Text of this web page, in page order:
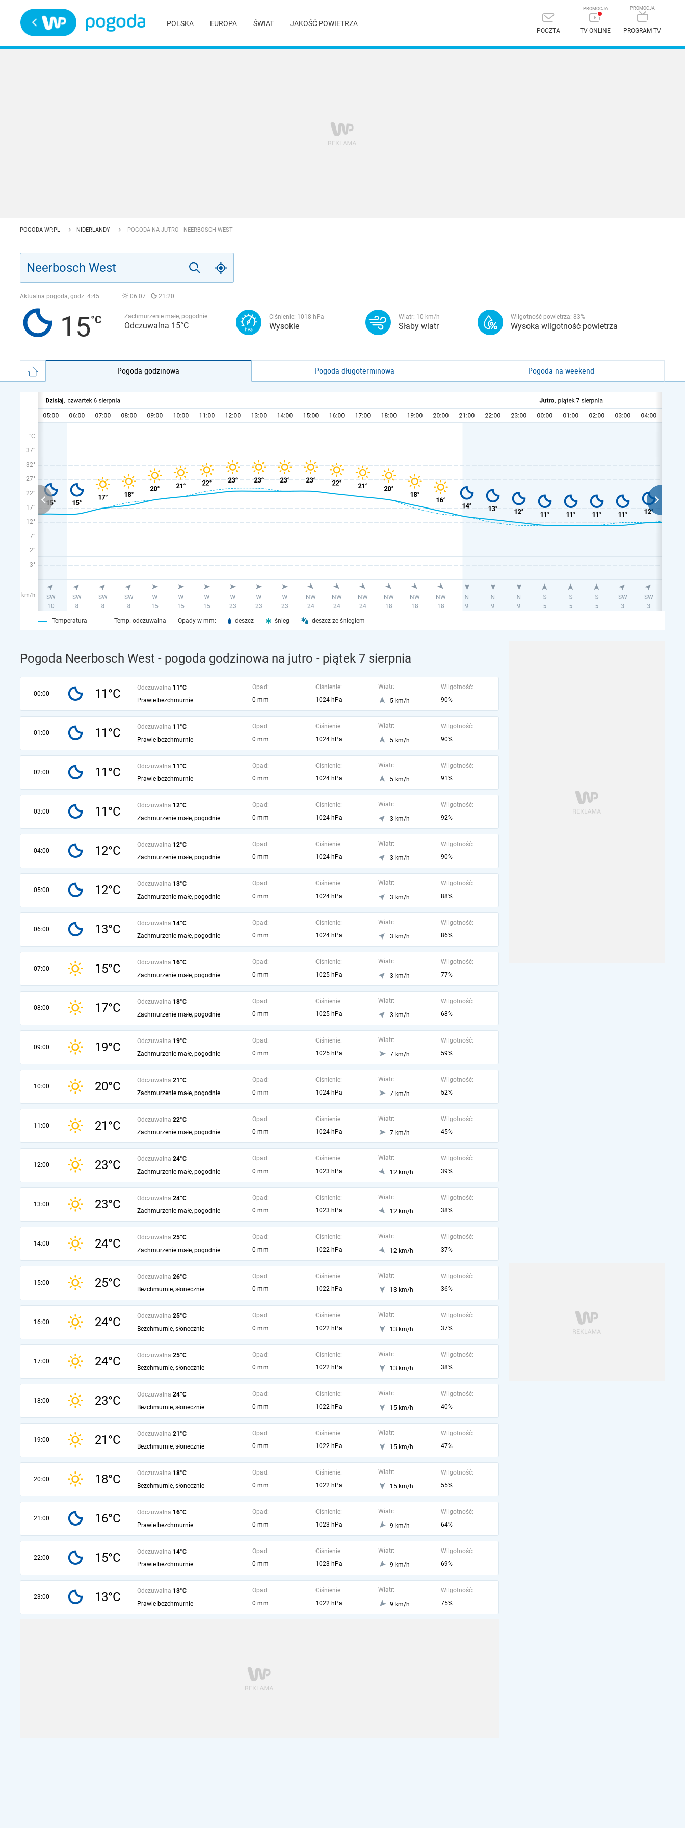
POLSKA EUROPA ŚWIAT JAKOŚĆ POWIETRZA
POCZTA TV ONLINE PROGRAM TV
POGODA WP.PL NIDERLANDY POGODA NA JUTRO - NEERBOSCH WEST
Aktualna pogoda, godz. 4:45 06:07 21:20
15 Zachmurzenie małe, pogodnie
Odczuwalna 15°C
Ciśnienie: 1018 hPa
Wysokie
Wiatr: 10 km/h
Słaby wiatr
Wilgotność powietrza: 83%
Wysoka wilgotność powietrza
Pogoda godzinowa Pogoda długoterminowa Pogoda na weekend
°C
37°
32°
27°
22°
17°
12°
7°
2°
-3°
km/h
Temperatura Temp. odczuwalna Opady w mm: deszcz śnieg deszcz ze śniegiem
Pogoda Neerbosch West - pogoda godzinowa na jutro - piątek 7 sierpnia
00:00 11°C Odczuwalna 11°C
Prawie bezchmurnie
Opad:
0 mm
Ciśnienie:
1024 hPa
Wiatr:
5 km/h
Wilgotność:
90%
01:00 11°C Odczuwalna 11°C
Prawie bezchmurnie
Opad:
0 mm
Ciśnienie:
1024 hPa
Wiatr:
5 km/h
Wilgotność:
90%
02:00 11°C Odczuwalna 11°C
Prawie bezchmurnie
Opad:
0 mm
Ciśnienie:
1024 hPa
Wiatr:
5 km/h
Wilgotność:
91%
03:00 11°C Odczuwalna 12°C
Zachmurzenie małe, pogodnie
Opad:
0 mm
Ciśnienie:
1024 hPa
Wiatr:
3 km/h
Wilgotność:
92%
04:00 12°C Odczuwalna 12°C
Zachmurzenie małe, pogodnie
Opad:
0 mm
Ciśnienie:
1024 hPa
Wiatr:
3 km/h
Wilgotność:
90%
05:00 12°C Odczuwalna 13°C
Zachmurzenie małe, pogodnie
Opad:
0 mm
Ciśnienie:
1024 hPa
Wiatr:
3 km/h
Wilgotność:
88%
06:00 13°C Odczuwalna 14°C
Zachmurzenie małe, pogodnie
Opad:
0 mm
Ciśnienie:
1024 hPa
Wiatr:
3 km/h
Wilgotność:
86%
07:00 15°C Odczuwalna 16°C
Zachmurzenie małe, pogodnie
Opad:
0 mm
Ciśnienie:
1025 hPa
Wiatr:
3 km/h
Wilgotność:
77%
08:00 17°C Odczuwalna 18°C
Zachmurzenie małe, pogodnie
Opad:
0 mm
Ciśnienie:
1025 hPa
Wiatr:
3 km/h
Wilgotność:
68%
09:00 19°C Odczuwalna 19°C
Zachmurzenie małe, pogodnie
Opad:
0 mm
Ciśnienie:
1025 hPa
Wiatr:
7 km/h
Wilgotność:
59%
10:00 20°C Odczuwalna 21°C
Zachmurzenie małe, pogodnie
Opad:
0 mm
Ciśnienie:
1024 hPa
Wiatr:
7 km/h
Wilgotność:
52%
11:00 21°C Odczuwalna 22°C
Zachmurzenie małe, pogodnie
Opad:
0 mm
Ciśnienie:
1024 hPa
Wiatr:
7 km/h
Wilgotność:
45%
12:00 23°C Odczuwalna 24°C
Zachmurzenie małe, pogodnie
Opad:
0 mm
Ciśnienie:
1023 hPa
Wiatr:
12 km/h
Wilgotność:
39%
13:00 23°C Odczuwalna 24°C
Zachmurzenie małe, pogodnie
Opad:
0 mm
Ciśnienie:
1023 hPa
Wiatr:
12 km/h
Wilgotność:
38%
14:00 24°C Odczuwalna 25°C
Zachmurzenie małe, pogodnie
Opad:
0 mm
Ciśnienie:
1022 hPa
Wiatr:
12 km/h
Wilgotność:
37%
15:00 25°C Odczuwalna 26°C
Bezchmurnie, słonecznie
Opad:
0 mm
Ciśnienie:
1022 hPa
Wiatr:
13 km/h
Wilgotność:
36%
16:00 24°C Odczuwalna 25°C
Bezchmurnie, słonecznie
Opad:
0 mm
Ciśnienie:
1022 hPa
Wiatr:
13 km/h
Wilgotność:
37%
17:00 24°C Odczuwalna 25°C
Bezchmurnie, słonecznie
Opad:
0 mm
Ciśnienie:
1022 hPa
Wiatr:
13 km/h
Wilgotność:
38%
18:00 23°C Odczuwalna 24°C
Bezchmurnie, słonecznie
Opad:
0 mm
Ciśnienie:
1022 hPa
Wiatr:
15 km/h
Wilgotność:
40%
19:00 21°C Odczuwalna 21°C
Bezchmurnie, słonecznie
Opad:
0 mm
Ciśnienie:
1022 hPa
Wiatr:
15 km/h
Wilgotność:
47%
20:00 18°C Odczuwalna 18°C
Bezchmurnie, słonecznie
Opad:
0 mm
Ciśnienie:
1022 hPa
Wiatr:
15 km/h
Wilgotność:
55%
21:00 16°C Odczuwalna 16°C
Prawie bezchmurnie
Opad:
0 mm
Ciśnienie:
1023 hPa
Wiatr:
9 km/h
Wilgotność:
64%
22:00 15°C Odczuwalna 14°C
Prawie bezchmurnie
Opad:
0 mm
Ciśnienie:
1023 hPa
Wiatr:
9 km/h
Wilgotność:
69%
23:00 13°C Odczuwalna 13°C
Prawie bezchmurnie
Opad:
0 mm
Ciśnienie:
1022 hPa
Wiatr:
9 km/h
Wilgotność:
75%